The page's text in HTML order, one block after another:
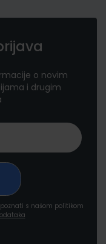
o novim
i drugim
s našom politikom